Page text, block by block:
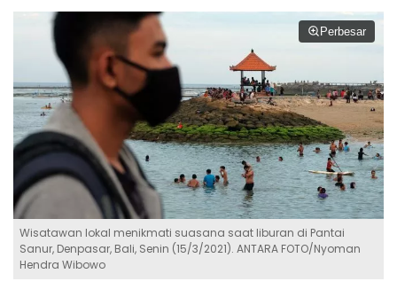
Perbesar
Wisatawan lokal menikmati suasana saat liburan di Pantai
Sanur, Denpasar, Bali, Senin (15/3/2021). ANTARA FOTO/Nyoman
Hendra Wibowo